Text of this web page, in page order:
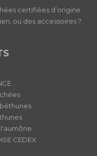
certifiées d’origine
ou des accessoires ?
l'aumône
CEDEX